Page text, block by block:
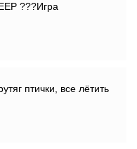
???Игра
птички, все лётить